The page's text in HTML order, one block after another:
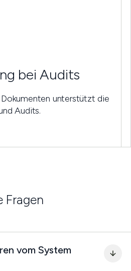
bei Audits
unterstützt die
Audits.
Fragen
vom System